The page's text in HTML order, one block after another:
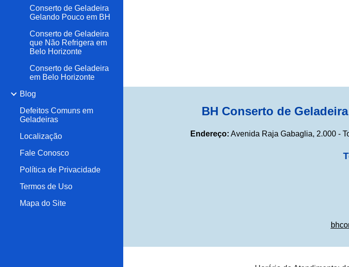
Conserto de Geladeira
Gelando Pouco em BH
Conserto de Geladeira
que Não Refrigera em
Belo Horizonte
Conserto de Geladeira
em Belo Horizonte
Blog
Defeitos Comuns em
Geladeiras
Localização
Fale Conosco
Política de Privacidade
Termos de Uso
Mapa do Site
BH Conserto de
Endereço: Avenida Raja Gabaglia, 2.000 -